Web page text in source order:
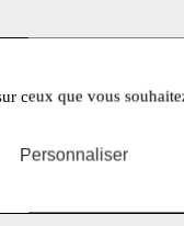
ceux que vous
Personnaliser